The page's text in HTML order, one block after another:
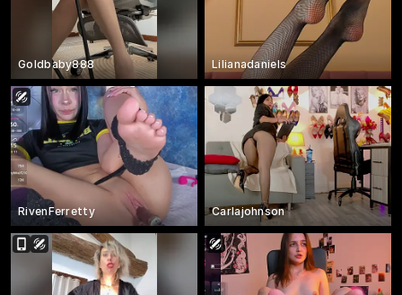
Goldbaby888 Lilianadaniels
RivenFerretty Carlajohnson